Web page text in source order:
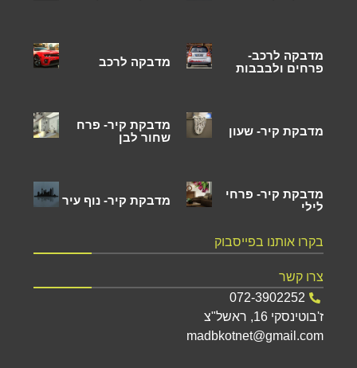
מדבקה לרכב-
פרחים ולבבבות
מדבקה לרכב
מדבקת קיר- שעון
מדבקת קיר- פרח
שחור לבן
מדבקת קיר- פרחי
לילי
מדבקת קיר- נוף עיר
בקרו אותנו בפייסבוק
צרו קשר
072-3902252
ז'בוטינסקי 16, ראשל"צ
madbkotnet@gmail.com